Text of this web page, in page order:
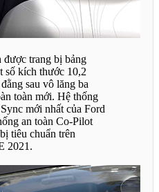
được trang bị bảng
số kích thước 10,2
sau vô lăng ba
toàn mới. Hệ thống
mới nhất của Ford
an toàn Co-Pilot
tiêu chuẩn trên
2021.